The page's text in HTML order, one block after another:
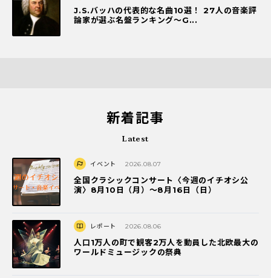
J.S.バッハの代表的な名曲10選！ 27人の音楽評
論家が選ぶ名盤ランキング〜G...
新着記事
Latest
イベント 2026.08.07
全国クラシックコンサート〈今週のイチオシ公
演〉8月10日（月）～8月16日（日）
レポート 2026.08.06
人口1万人の町で観客2万人を動員した北欧最大の
ワールドミュージックの祭典